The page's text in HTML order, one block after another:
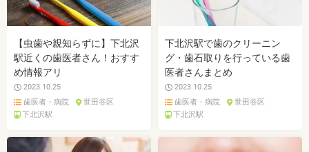
【虫歯や親知らずに】下北沢
駅近くの歯医者さん！おすす
め情報アリ
2023.10.25
歯医者・病院
世田谷区
下北沢駅
下北沢駅で歯のクリーニン
グ・歯石取りを行っている歯
医者さんまとめ
2023.10.25
歯医者・病院
世田谷区
下北沢駅